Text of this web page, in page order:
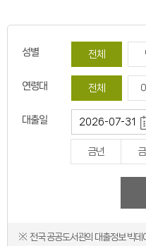
성별 전체
연령대 전체
대출일
금년
전국 공공도서관의 대출정보 빅